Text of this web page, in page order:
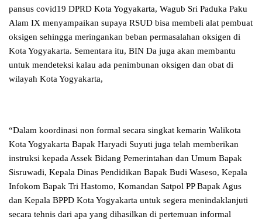
pansus covid19 DPRD Kota Yogyakarta, Wagub Sri Paduka Paku
Alam IX menyampaikan supaya RSUD bisa membeli alat pembuat
oksigen sehingga meringankan beban permasalahan oksigen di
Kota Yogyakarta. Sementara itu, BIN Da juga akan membantu
untuk mendeteksi kalau ada penimbunan oksigen dan obat di
wilayah Kota Yogyakarta,
“Dalam koordinasi non formal secara singkat kemarin Walikota
Kota Yogyakarta Bapak Haryadi Suyuti juga telah memberikan
instruksi kepada Assek Bidang Pemerintahan dan Umum Bapak
Sisruwadi, Kepala Dinas Pendidikan Bapak Budi Waseso, Kepala
Infokom Bapak Tri Hastomo, Komandan Satpol PP Bapak Agus
dan Kepala BPPD Kota Yogyakarta untuk segera menindaklanjuti
secara tehnis dari apa yang dihasilkan di pertemuan informal